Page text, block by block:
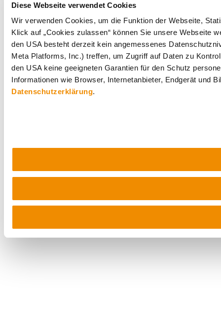
Diese Webseite verwendet Cookies
Wir verwenden Cookies, um die Funktion der Webseite,
Klick auf „Cookies zulassen“ können Sie unsere Webseite
den USA besteht derzeit kein angemessenes
Meta Platforms, Inc.) treffen, um Zugriff auf Daten zu
den USA keine geeigneten Garantien für den Schutz
Informationen wie Browser, Internetanbieter, Endgerät und
Datenschutzerklärung.